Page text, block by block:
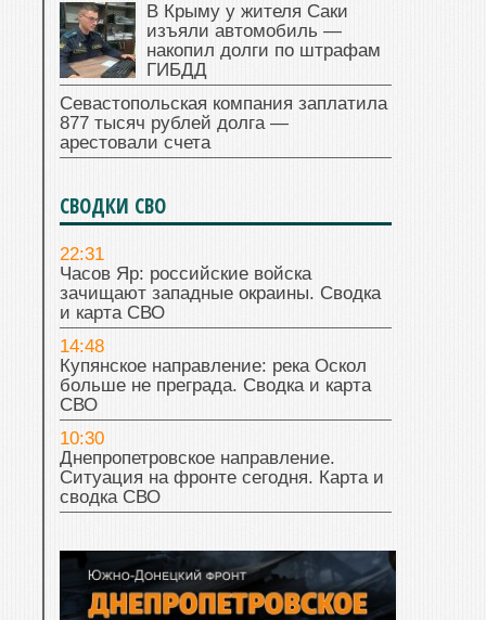
В Крыму у жителя Саки
изъяли автомобиль —
накопил долги по штрафам
ГИБДД
Севастопольская компания заплатила
877 тысяч рублей долга —
арестовали счета
СВОДКИ СВО
22:31
Часов Яр: российские войска
зачищают западные окраины. Сводка
и карта СВО
14:48
Купянское направление: река Оскол
больше не преграда. Сводка и карта
СВО
10:30
Днепропетровское направление.
Ситуация на фронте сегодня. Карта и
сводка СВО